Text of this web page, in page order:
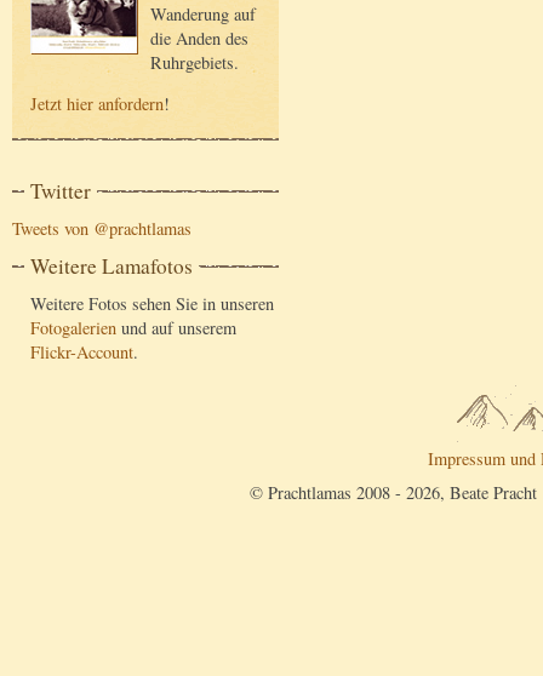
Wanderung auf
die Anden des
Ruhrgebiets.
Jetzt hier anfordern!
Twitter
Tweets von @prachtlamas
Weitere Lamafotos
Weitere Fotos sehen Sie in unseren
Fotogalerien und auf unserem
Flickr-Account.
Impressum und
© Prachtlamas 2008 - 2026, Beate Pracht